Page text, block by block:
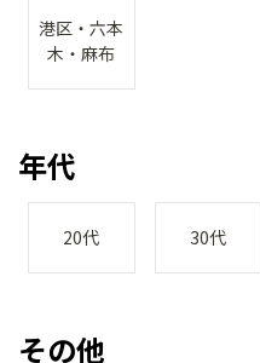
港区・六本
木・麻布
年代
20代 30代
その他